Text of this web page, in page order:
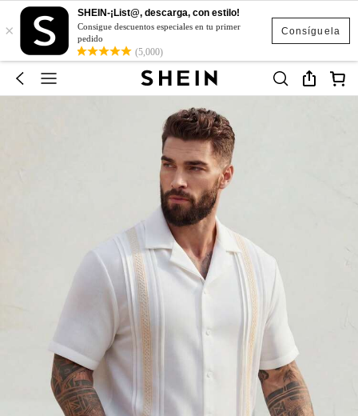
Consíguela
×
SHEIN-¡List@, descarga, con estilo!
Consigue descuentos especiales en tu primer
pedido
(5,000)